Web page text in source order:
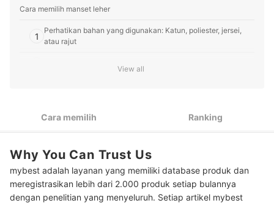
Cara memilih manset leher
1
Perhatikan bahan yang digunakan: Katun, poliester, jersei,
atau rajut
Pilih model pendek untuk menciptakan ilusi turtleneck
Temukan manset yang ukuran lehernya 1,5 cm lebih besar
dari lingkar leher Anda
5
Pertimbangkan warna basic atau warna yang mendominasi
10 Rekomendasi manset leher terbaik
View all
Cara memilih Ranking
Why You Can Trust Us
mybest adalah layanan yang memiliki database produk dan
meregistrasikan lebih dari 2.000 produk setiap bulannya
dengan penelitian yang menyeluruh. Setiap artikel mybest